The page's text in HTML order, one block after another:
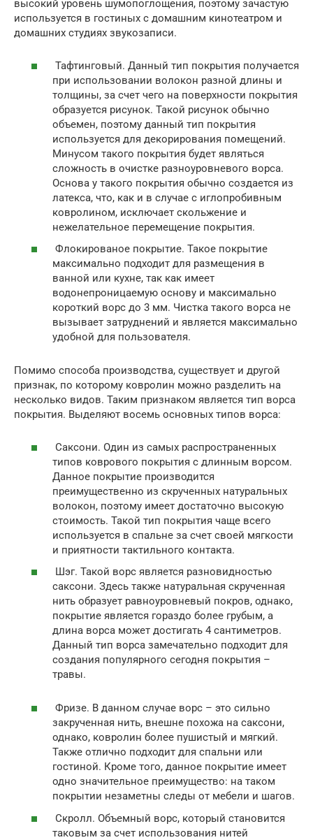
высокий уровень шумопоглощения, поэтому зачастую
используется в гостиных с домашним кинотеатром и
домашних студиях звукозаписи.
Тафтинговый. Данный тип покрытия получается
при использовании волокон разной длины и
толщины, за счет чего на поверхности покрытия
образуется рисунок. Такой рисунок обычно
объемен, поэтому данный тип покрытия
используется для декорирования помещений.
Минусом такого покрытия будет являться
сложность в очистке разноуровневого ворса.
Основа у такого покрытия обычно создается из
латекса, что, как и в случае с иглопробивным
ковролином, исключает скольжение и
нежелательное перемещение покрытия.
Флокированое покрытие. Такое покрытие
максимально подходит для размещения в
ванной или кухне, так как имеет
водонепроницаемую основу и максимально
короткий ворс до 3 мм. Чистка такого ворса не
вызывает затруднений и является максимально
удобной для пользователя.
Помимо способа производства, существует и другой
признак, по которому ковролин можно разделить на
несколько видов. Таким признаком является тип ворса
покрытия. Выделяют восемь основных типов ворса:
Саксони. Один из самых распространенных
типов коврового покрытия с длинным ворсом.
Данное покрытие производится
преимущественно из скрученных натуральных
волокон, поэтому имеет достаточно высокую
стоимость. Такой тип покрытия чаще всего
используется в спальне за счет своей мягкости
и приятности тактильного контакта.
Шэг. Такой ворс является разновидностью
саксони. Здесь также натуральная скрученная
нить образует равноуровневый покров, однако,
покрытие является гораздо более грубым, а
длина ворса может достигать 4 сантиметров.
Данный тип ворса замечательно подходит для
создания популярного сегодня покрытия –
травы.
Фризе. В данном случае ворс – это сильно
закрученная нить, внешне похожа на саксони,
однако, ковролин более пушистый и мягкий.
Также отлично подходит для спальни или
гостиной. Кроме того, данное покрытие имеет
одно значительное преимущество: на таком
покрытии незаметны следы от мебели и шагов.
Скролл. Объемный ворс, который становится
таковым за счет использования нитей